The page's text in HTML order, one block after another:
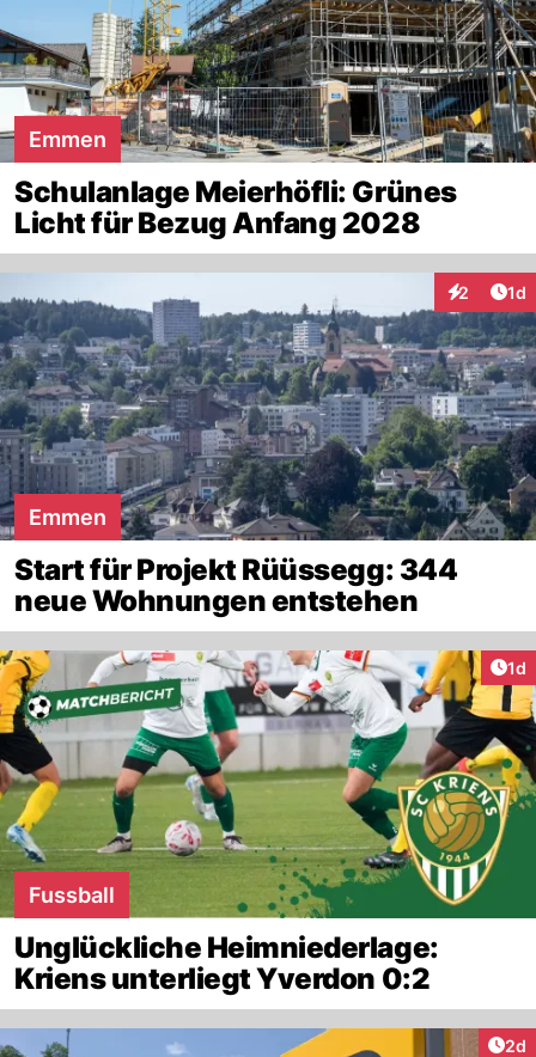
Emmen
Schulanlage Meierhöfli: Grünes
Licht für Bezug Anfang 2028
2 1d
Emmen
Start für Projekt Rüüssegg: 344
neue Wohnungen entstehen
1d
Fussball
Unglückliche Heimniederlage:
Kriens unterliegt Yverdon 0:2
2d